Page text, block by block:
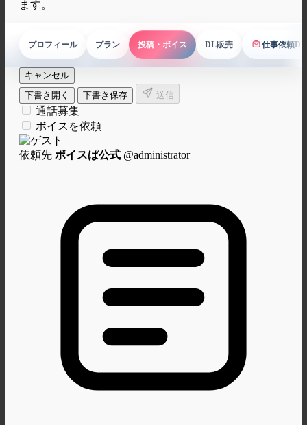
ます。
プロフィール プラン 投稿・ボイス DL販売 仕事依頼
仕事依頼DM
キャンセル
下書き開く
下書き保存 送信
通話募集
ボイスを依頼
依頼先 ボイスぱ公式 @administrator